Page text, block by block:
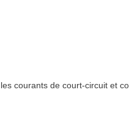
courants de court-circuit et